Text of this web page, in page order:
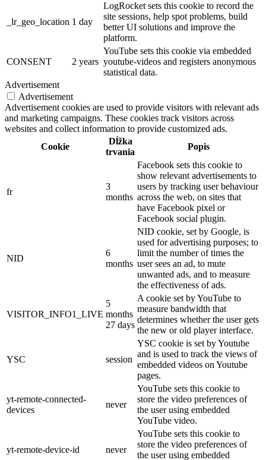
_lr_geo_location 1 day
LogRocket sets this cookie to record the
site sessions, help spot problems, build
better UI solutions and improve the
platform.
CONSENT 2 years
YouTube sets this cookie via embedded
youtube-videos and registers anonymous
statistical data.
Advertisement
Advertisement
Advertisement cookies are used to provide visitors with relevant ads
and marketing campaigns. These cookies track visitors across
websites and collect information to provide customized ads.
Cookie
Dĺžka
trvania
Popis
fr
3
months
Facebook sets this cookie to
show relevant advertisements to
users by tracking user behaviour
across the web, on sites that
have Facebook pixel or
Facebook social plugin.
NID
6
months
NID cookie, set by Google, is
used for advertising purposes; to
limit the number of times the
user sees an ad, to mute
unwanted ads, and to measure
the effectiveness of ads.
VISITOR_INFO1_LIVE
5
months
27 days
A cookie set by YouTube to
measure bandwidth that
determines whether the user gets
the new or old player interface.
YSC session
YSC cookie is set by Youtube
and is used to track the views of
embedded videos on Youtube
pages.
yt-remote-connected-
devices
never
YouTube sets this cookie to
store the video preferences of
the user using embedded
YouTube video.
yt-remote-device-id never
YouTube sets this cookie to
store the video preferences of
the user using embedded